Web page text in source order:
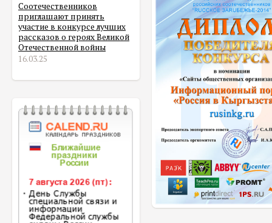
Соотечественников
приглашают принять
участие в конкурсе лучших
рассказов о героях Великой
Отечественной войны
16.03.25